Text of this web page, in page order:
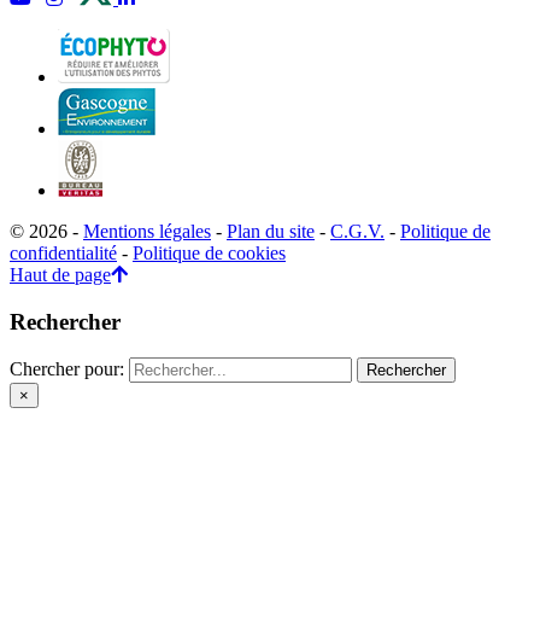
© 2026 - Mentions légales - Plan du site - C.G.V. - Politique de
confidentialité - Politique de cookies
Haut de page
Rechercher
Chercher pour:
×